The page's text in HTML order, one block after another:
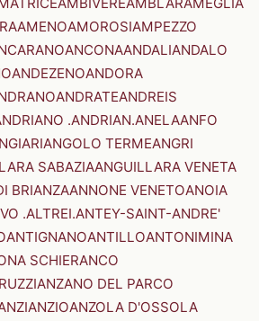
AMENOAMOROSIAMPEZZO
ANCONAANDALIANDALO
ANDEZENOANDORA
ANDRATEANDREIS
.ANDRIAN.ANELAANFO
ANGOLO TERMEANGRI
SABAZIAANGUILLARA VENETA
BRIANZAANNONE VENETOANOIA
.ALTREI.ANTEY-SAINT-ANDRE'
ANTIGNANOANTILLOANTONIMINA
SCHIERANCO
ANZANO DEL PARCO
ANZIOANZOLA D'OSSOLA